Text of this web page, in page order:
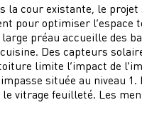
la cour existante, le projet
pour optimiser
préau accueille des
Des capteurs
limite l’impact de
située au niveau
le vitrage feuilleté. Les